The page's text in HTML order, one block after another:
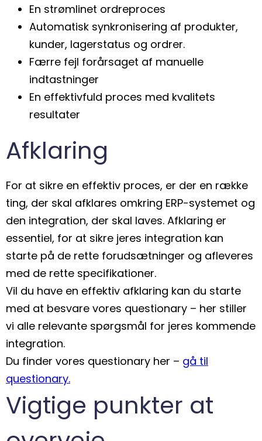
En strømlinet ordreproces
Automatisk synkronisering af produkter,
kunder, lagerstatus og ordrer.
Færre fejl forårsaget af manuelle
indtastninger
En effektivfuld proces med kvalitets
resultater
Afklaring
For at sikre en effektiv proces, er der en række
ting, der skal afklares omkring ERP-systemet og
den integration, der skal laves. Afklaring er
essentiel, for at sikre jeres integration kan
starte på de rette forudsætninger og afleveres
med de rette specifikationer.
Vil du have en effektiv afklaring kan du starte
med at besvare vores questionary – her stiller
vi alle relevante spørgsmål for jeres kommende
integration.
Du finder vores questionary her – gå til
questionary.
Vigtige punkter at